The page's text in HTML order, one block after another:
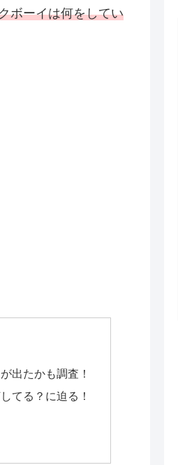
ボーイは何をしてい
出たかも調査！
てる？に迫る！